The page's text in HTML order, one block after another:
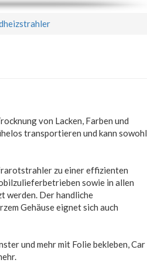
von Lacken, Farben und
transportieren und kann sowohl
zu einer effizienten
sowie in allen
werden. Der handliche
Gehäuse eignet sich auch
und mehr mit Folie bekleben, Car